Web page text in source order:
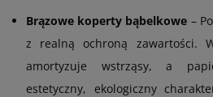
Brązowe koperty bąbelkowe –
z realną ochroną zawartości.
amortyzuje wstrząsy, a
estetyczny, ekologiczny